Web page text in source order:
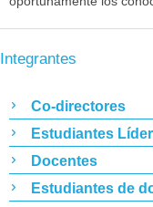
Integrantes
Co-directores
Estudiantes
Docentes
Estudiantes de